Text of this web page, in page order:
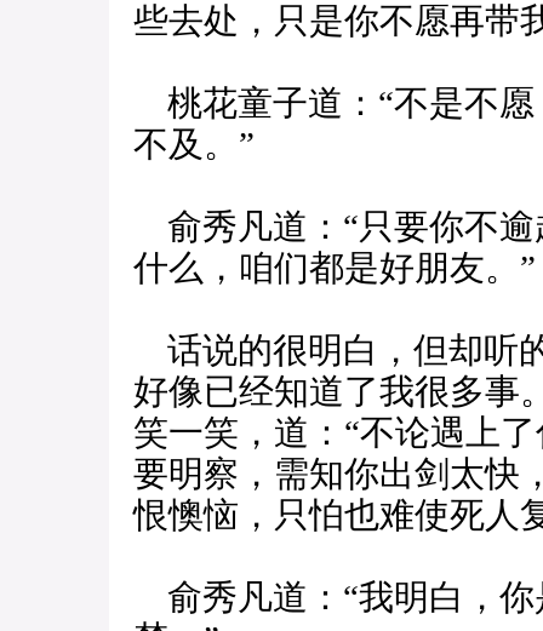
些去处，只是你不愿再带
桃花童子道：“不是不
不及。”
俞秀凡道：“只要你不
什么，咱们都是好朋友。”
话说的很明白，但却听
好像已经知道了我很多事
笑一笑，道：“不论遇上
要明察，需知你出剑太快
恨懊恼，只怕也难使死人
俞秀凡道：“我明白，